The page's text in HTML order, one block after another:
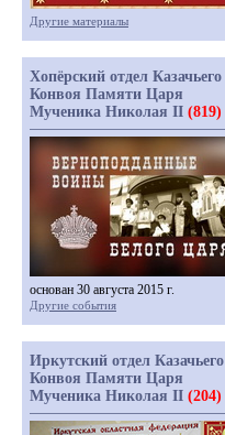
Другие материалы
Хопёрский отдел Казачьего
Конвоя Памяти Царя
Мученика Николая II (819)
основан 30 августа 2015 г.
Другие события
Иркутский отдел Казачьего
Конвоя Памяти Царя
Мученика Николая II (204)